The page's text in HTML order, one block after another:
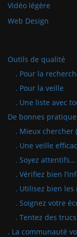
Vidéo légère
Web Design
Outils de qualité
. Pour la
. Pour la veille
. Une liste avec
De bonnes
. Mieux chercher
. Une veille
. Soyez attentifs…
. Vérifiez bien
. Utilisez bien les
. Soignez votre
. Tentez des
. La communauté